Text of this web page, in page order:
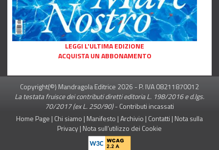
LEGGI L'ULTIMA EDIZIONE
ACQUISTA UN ABBONAMENTO
Copyright(©) Mandragola Editrice 2026 - P. IVA 08211870012
La testata fruisce dei contributi diretti editoria L. 198/2016 e d.lgs.
70/2017 (ex L. 250/90)-Contributi incassati
Home Page | Chi siamo | Manifesto |Archivio | Contatti | Nota sulla
Privacy| Nota sull’utilizzo dei Cookie